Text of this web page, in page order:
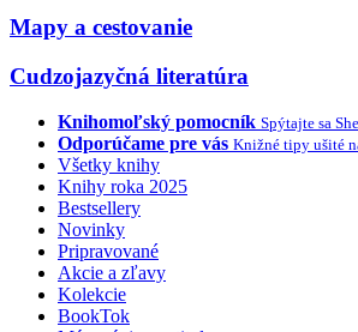
Mapy a cestovanie
Cudzojazyčná literatúra
Knihomoľský pomocník Spýtajte sa
Odporúčame pre vás Knižné tipy ušité
Všetky knihy
Knihy roka 2025
Bestsellery
Novinky
Pripravované
Akcie a zľavy
Kolekcie
BookTok